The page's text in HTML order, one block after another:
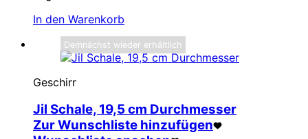
In den Warenkorb
Demnächst wieder erhältlich
Geschirr
Jil Schale, 19,5 cm Durchmesser
Zur Wunschliste hinzufügen